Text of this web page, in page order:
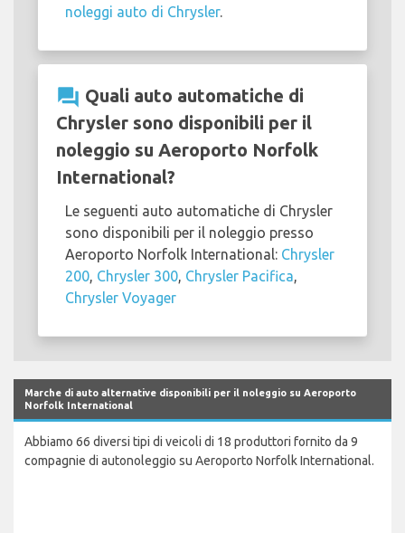
noleggi auto di Chrysler.
question_answer Quali auto automatiche di
Chrysler sono disponibili per il
noleggio su Aeroporto Norfolk
International?
Le seguenti auto automatiche di Chrysler
sono disponibili per il noleggio presso
Aeroporto Norfolk International: Chrysler
200, Chrysler 300, Chrysler Pacifica,
Chrysler Voyager
Marche di auto alternative disponibili per il noleggio su Aeroporto
Norfolk International
Abbiamo 66 diversi tipi di veicoli di 18 produttori fornito da 9
compagnie di autonoleggio su Aeroporto Norfolk International.